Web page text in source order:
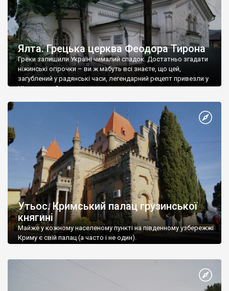
Ялта. Грецька церква Феодора Тирона
Греки залишили Україні чималий спадок. Достатньо згадати
ніжинські огірочки – ви ж мабуть всі знаєте, що цей,
загублений у радянські часи, легендарний рецепт привезли у
Ніжин греки?
Утьос. Кримський палац грузинської
княгині
Майже у кожному населеному пункті на південному узбережжі
Криму є свій палац (а часто і не один).